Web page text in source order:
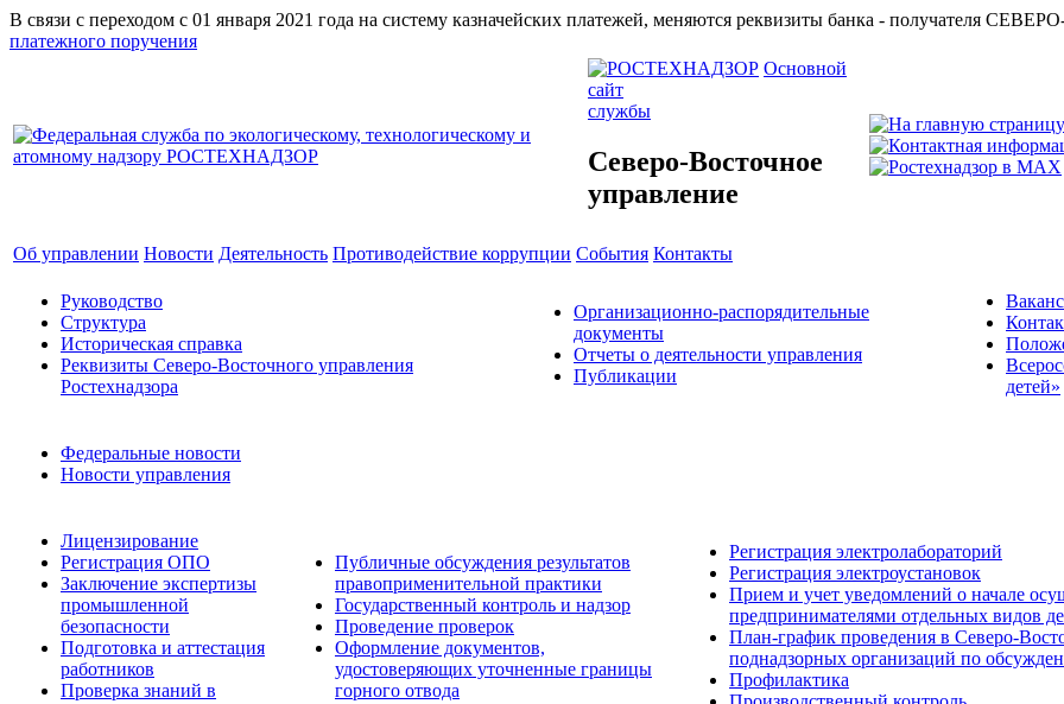
В связи с переходом с 01 января 2021 года на систему казначейских платежей, меняются реквизиты банка -
платежного поручения
Основной
сайт
службы
Северо-Восточное
управление
Об управлении Новости Деятельность Противодействие коррупции События Контакты
Руководство
Структура
Историческая справка
Реквизиты Северо-Восточного управления
Ростехнадзора
Организационно-распорядительные
документы
Отчеты о деятельности управления
Публикации
детей»
Федеральные новости
Новости управления
Лицензирование
Регистрация ОПО
Заключение экспертизы
промышленной
безопасности
Подготовка и аттестация
работников
Проверка знаний в
Публичные обсуждения результатов
правоприменительной практики
Государственный контроль и надзор
Проведение проверок
Оформление документов,
удостоверяющих уточненные границы
горного отвода
Регистрация электролабораторий
Регистрация электроустановок
Прием и учет уведомлений о начале
предпринимателями отдельных видов
План-график проведения в Северо-
поднадзорных организаций по
Профилактика